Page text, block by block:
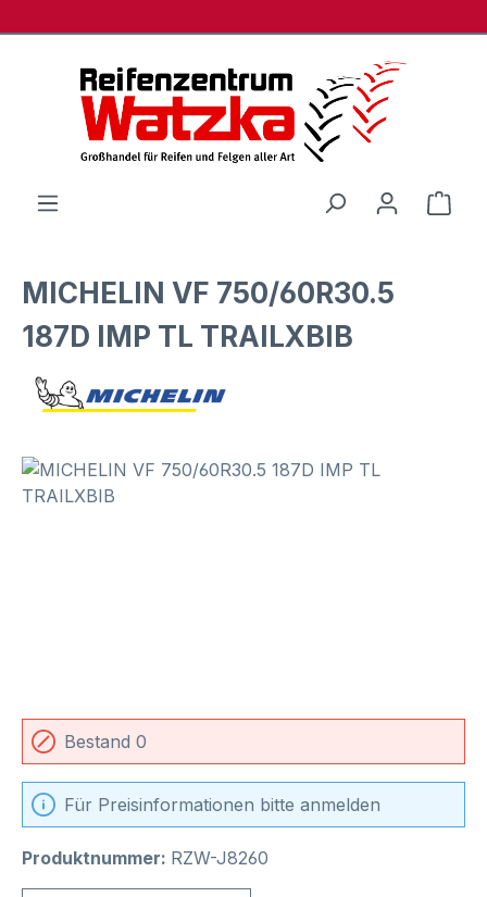
MICHELIN VF 750/60R30.5
187D IMP TL TRAILXBIB
Bildergalerie überspringen
Bestand 0
Für Preisinformationen bitte anmelden
Produktnummer: RZW-J8260